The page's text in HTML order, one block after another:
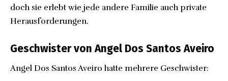
doch sie erlebt wie jede andere Familie auch private
Herausforderungen.
Geschwister von Angel Dos Santos Aveiro
Angel Dos Santos Aveiro hatte mehrere Geschwister: